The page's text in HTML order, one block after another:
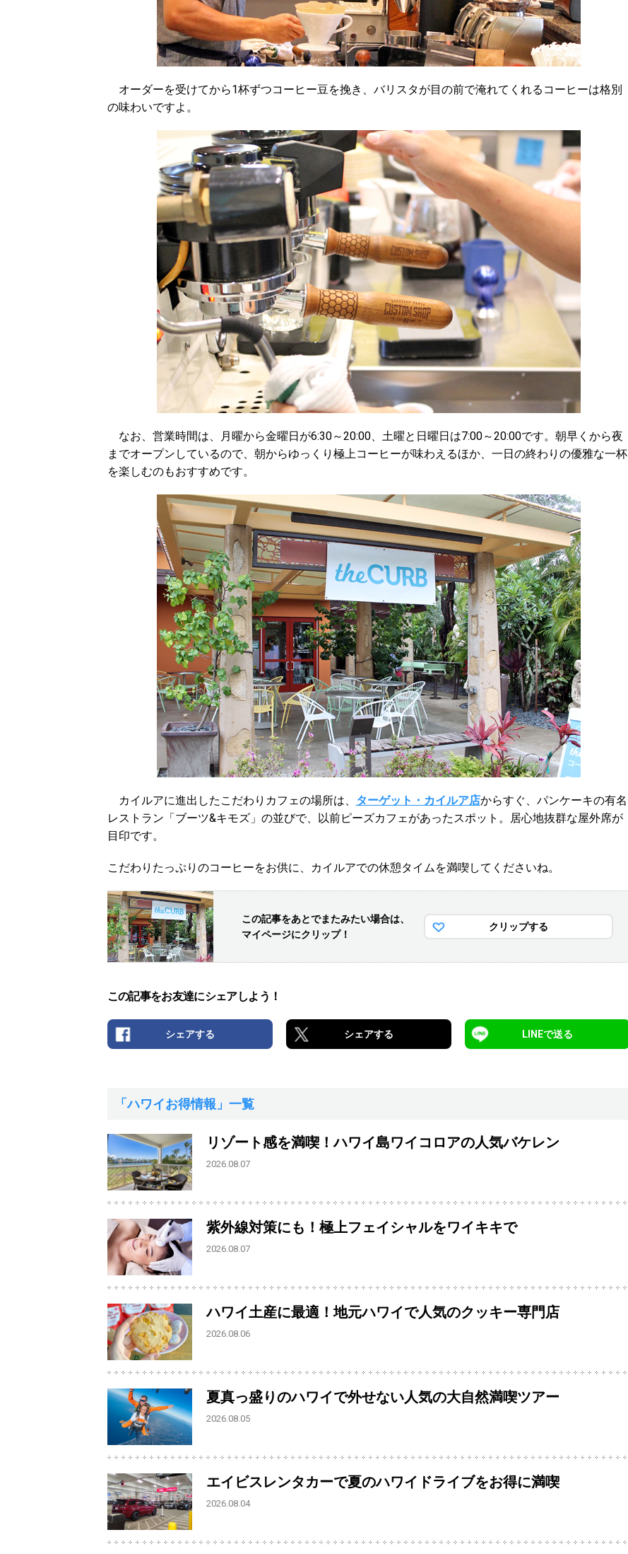
オーダーを受けてから1杯ずつコーヒー豆を挽き、バリスタが目の前で淹れてくれるコーヒーは格別
の味わいですよ。
なお、営業時間は、月曜から金曜日が6:30～20:00、土曜と日曜日は7:00～20:00です。朝早くから夜
までオープンしているので、朝からゆっくり極上コーヒーが味わえるほか、一日の終わりの優雅な一杯
を楽しむのもおすすめです。
カイルアに進出したこだわりカフェの場所は、 ターゲット・カイルア店からすぐ、パンケーキの有名
レストラン「ブーツ&キモズ」の並びで、以前ピーズカフェがあったスポット。居心地抜群な屋外席が
目印です。
こだわりたっぷりのコーヒーをお供に、カイルアでの休憩タイムを満喫してくださいね。
この記事をあとでまたみたい場合は、
マイページにクリップ！
クリップする
この記事をお友達にシェアしよう！
シェアする シェアする LINEで送る
「ハワイお得情報」一覧
リゾート感を満喫！ハワイ島ワイコロアの人気バケレン
2026.08.07
紫外線対策にも！極上フェイシャルをワイキキで
2026.08.07
ハワイ土産に最適！地元ハワイで人気のクッキー専門店
2026.08.06
夏真っ盛りのハワイで外せない人気の大自然満喫ツアー
2026.08.05
エイビスレンタカーで夏のハワイドライブをお得に満喫
2026.08.04